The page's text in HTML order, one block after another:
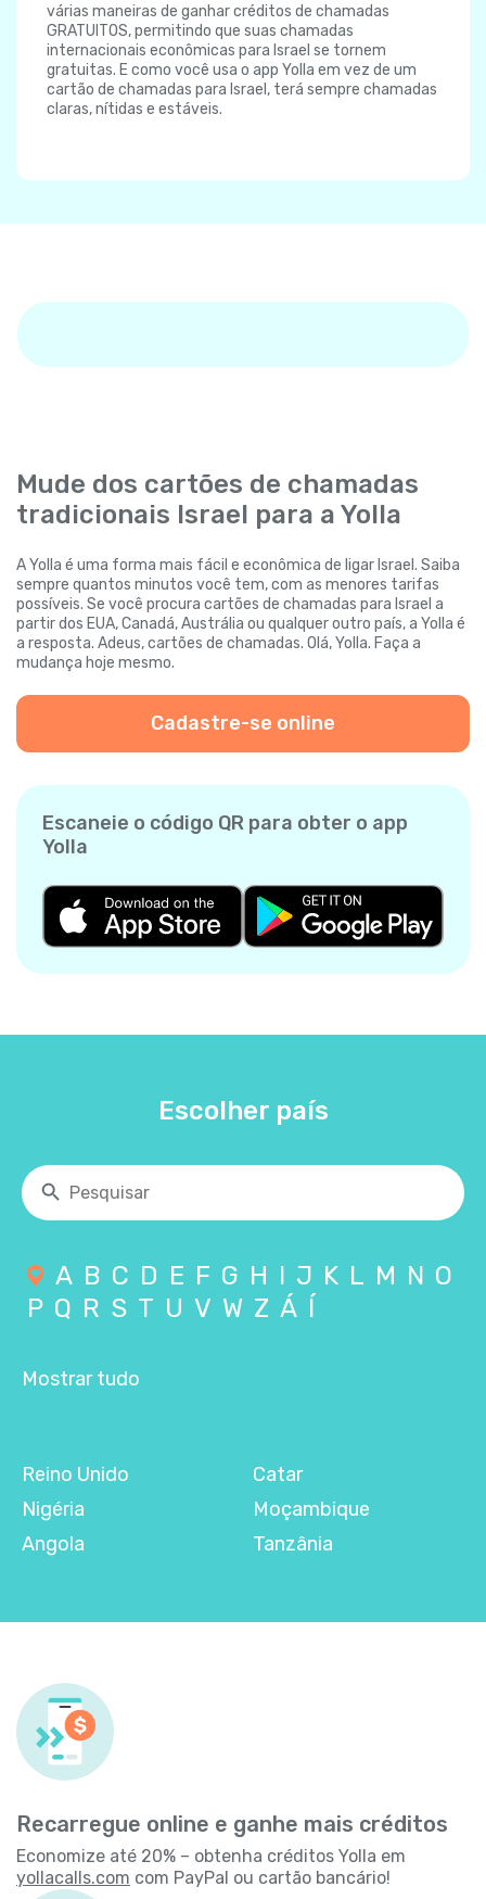
várias maneiras de ganhar créditos de chamadas
GRATUITOS, permitindo que suas chamadas
internacionais econômicas para Israel se tornem
gratuitas. E como você usa o app Yolla em vez de um
cartão de chamadas para Israel, terá sempre chamadas
claras, nítidas e estáveis.
Mude dos cartões de chamadas
tradicionais Israel para a Yolla
A Yolla é uma forma mais fácil e econômica de ligar Israel. Saiba
sempre quantos minutos você tem, com as menores tarifas
possíveis. Se você procura cartões de chamadas para Israel a
partir dos EUA, Canadá, Austrália ou qualquer outro país, a Yolla é
a resposta. Adeus, cartões de chamadas. Olá, Yolla. Faça a
mudança hoje mesmo.
Cadastre-se online
Escaneie o código QR para obter o app
Yolla
Escolher país
A B C D E F G H I J K L M N O
P Q R S T U V W Z Á Í
Mostrar tudo
Reino Unido
Nigéria
Angola
Catar
Moçambique
Tanzânia
Recarregue online e ganhe mais créditos
Economize até 20% – obtenha créditos Yolla em
yollacalls.com com PayPal ou cartão bancário!